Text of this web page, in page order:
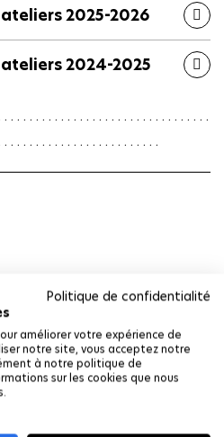
Politique de confidentialité
améliorer votre expérience de
notre site, vous acceptez notre
à notre politique de
sur les cookies que nous
2025-2026
2024-2025
. . . . . . . . . . . . . . . . . . . . . . . . . . . . . . . .
. . . . . . . . . . . . . . . . . . . . . . . .
de défense de X-HORIZON
complexes de Gioele Zardini
complexes de Inigo Incer
complexes de Vadim Malvone